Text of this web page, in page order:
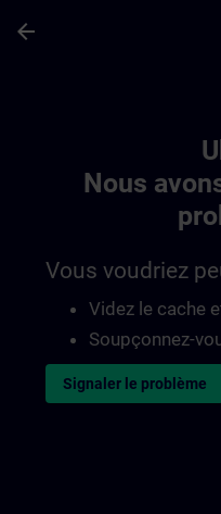
arrow_back
Nous
Vous voudriez
Videz le cache
Soupçonnez-
Signaler le problème